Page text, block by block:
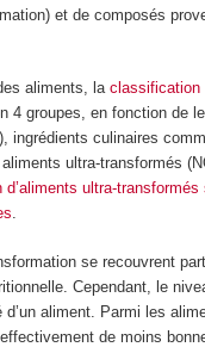
et de composés
aliments, laclassification
4 groupes, en fonction de
ingrédients culinaires
ultra-transformés
ultra-transformés
.
se recouvrent
Cependant, le
aliment. Parmi les
de moins